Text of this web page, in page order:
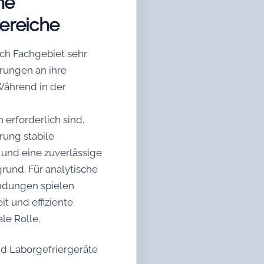
Fachgebiet sehr
an ihre
in der
erforderlich sind,
stabile
eine zuverlässige
Für analytische
spielen
und effiziente
Rolle.
Laborgefriergeräte